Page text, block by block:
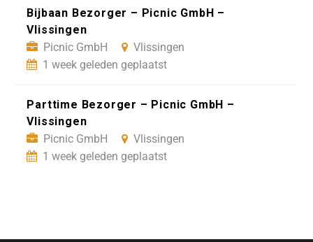
Bijbaan Bezorger – Picnic GmbH –
Vlissingen
Picnic GmbH
Vlissingen
1 week geleden geplaatst
Parttime Bezorger – Picnic GmbH –
Vlissingen
Picnic GmbH
Vlissingen
1 week geleden geplaatst